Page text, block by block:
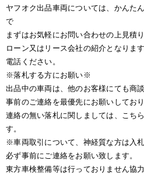
ヤフオク出品車両については、かんた
で
まずはお気軽にお問い合わせの上見積
ローン又はリース会社の紹介となりま
電話ください。
※落札する方にお願い※
出品中の車両は、他のお客様にても商
事前のご連絡を最優先にお願いしており
連絡の無い落札に関しましては、こち
す。
※車両取引について、神経質な方は入札
必ず事前にご連絡をお願い致します。
東方車検整備等は行っておりません協